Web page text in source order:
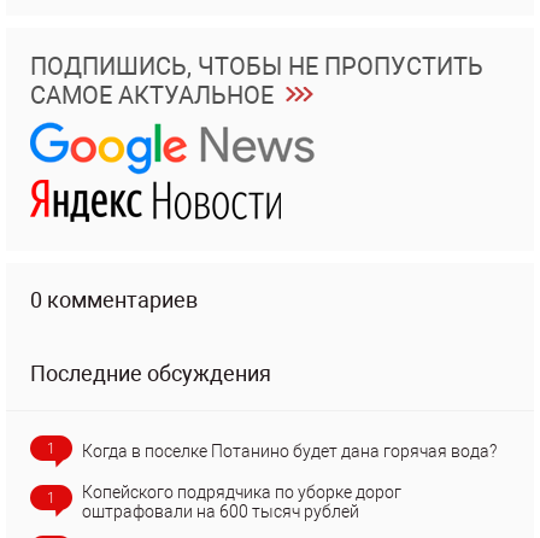
ПОДПИШИСЬ, ЧТОБЫ НЕ ПРОПУСТИТЬ
САМОЕ АКТУАЛЬНОЕ
0 комментариев
Последние обсуждения
1 Когда в поселке Потанино будет дана горячая вода?
1
Копейского подрядчика по уборке дорог
оштрафовали на 600 тысяч рублей